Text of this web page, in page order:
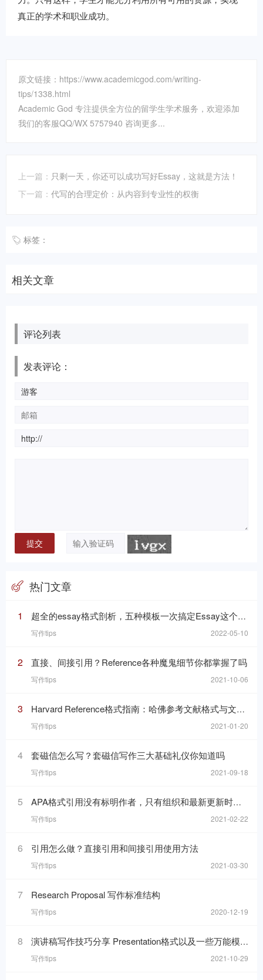
真正的学术和职业成功。
原文链接：https://www.academicgod.com/writing-
tips/1338.html
Academic God 专注提供全方位的留学生学术服务，欢迎添加
我们的客服QQ/WX 5757940 咨询更多...
上一篇： 只剩一天，你还可以成功写好Essay，这就是方法！
下一篇： 代写的合理定价：从内容到专业性的权衡
标签：
相关文章
评论列表
发表评论：
热门文章
1 超全的essay格式剖析，五种模板一次搞定Essay这个“八股文”
写作tips 2022-05-10
2 直接、间接引用？Reference各种魔鬼细节你都掌握了吗
写作tips 2021-10-06
3 Harvard Reference格式指南：哈佛参考文献格式与文内引用格式
写作tips 2021-01-20
4 套磁信怎么写？套磁信写作三大基础礼仪你知道吗
写作tips 2021-09-18
5 APA格式引用没有标明作者，只有组织和最新更新时间的网页，在reference list里要怎么写
写作tips 2021-02-22
6 引用怎么做？直接引用和间接引用使用方法
写作tips 2021-03-30
7 Research Proposal 写作标准结构
写作tips 2020-12-19
8 演讲稿写作技巧分享 Presentation格式以及一些万能模板句分享
写作tips 2021-10-29